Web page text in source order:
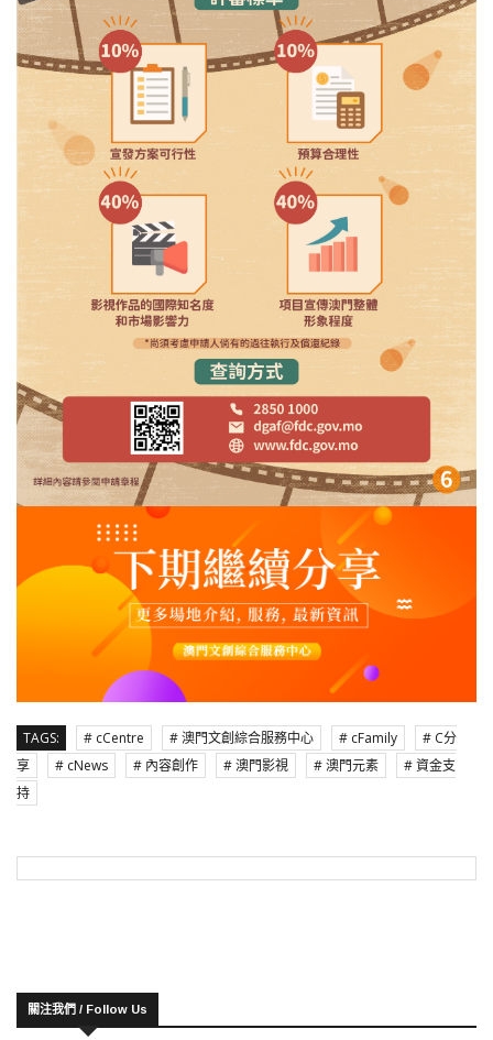
TAGS: # cCentre # 澳門文創綜合服務中心 # cFamily
# C分
享
# cNews # 內容創作 # 澳門影視 # 澳門元素
# 資金支
持
關注我們 / Follow Us